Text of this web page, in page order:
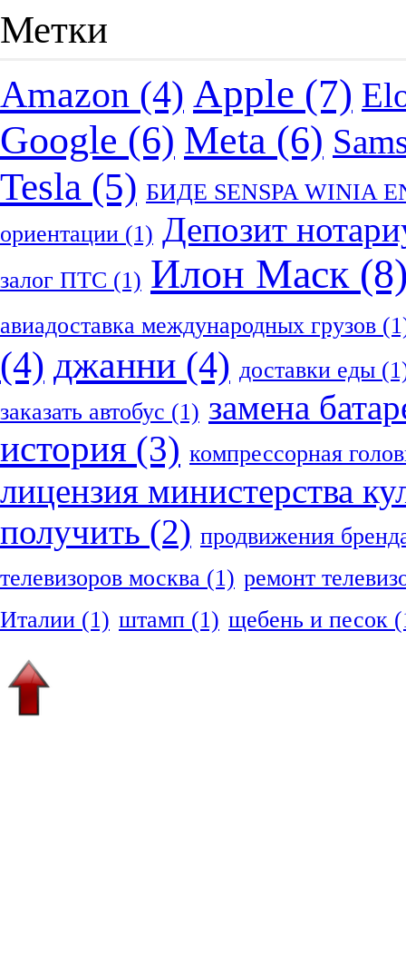
Метки
Amazon (4) Apple (7)
Google (6) Meta (6)
Tesla (5) БИДЕ SENSPA WINIA
ориентации (1) Депозит
залог ПТС (1) Илон Маск
авиадоставка международных грузов
(4) джанни (4) доставки еды
заказать автобус (1) замена
история (3) компрессорная
лицензия министерства
получить (2) продвижения
телевизоров москва (1) ремонт
Италии (1) штамп (1) щебень и песок